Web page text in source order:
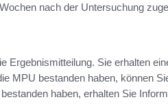
nach der Untersuchung
Ergebnismitteilung. Sie erhalten
MPU bestanden haben, können
haben, erhalten Sie